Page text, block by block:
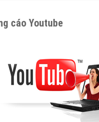
cáo Youtube